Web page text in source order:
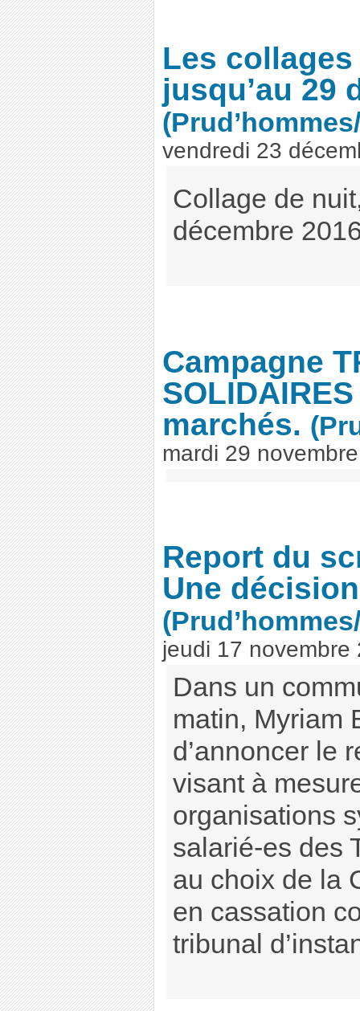
Les
jusqu’au 29
vendredi 23
Collage de
décembre
Campagne
marchés.
mardi 29
Report du
Une
jeudi 17 novembre
Dans un
matin, Myriam
d’annoncer le
visant à
organisations
salarié-es des
au choix de la
en cassation
tribunal